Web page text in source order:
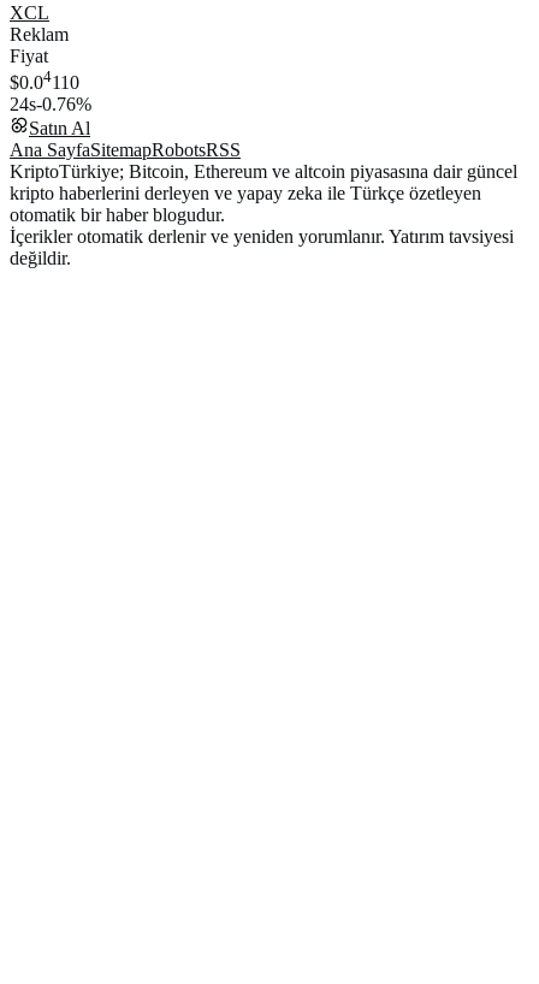
XCL
Reklam
Fiyat
$0.04110
24s-0.76%
Satın Al
Ana SayfaSitemapRobotsRSS
KriptoTürkiye; Bitcoin, Ethereum ve altcoin piyasasına dair güncel
kripto haberlerini derleyen ve yapay zeka ile Türkçe özetleyen
otomatik bir haber blogudur.
İçerikler otomatik derlenir ve yeniden yorumlanır. Yatırım tavsiyesi
değildir.